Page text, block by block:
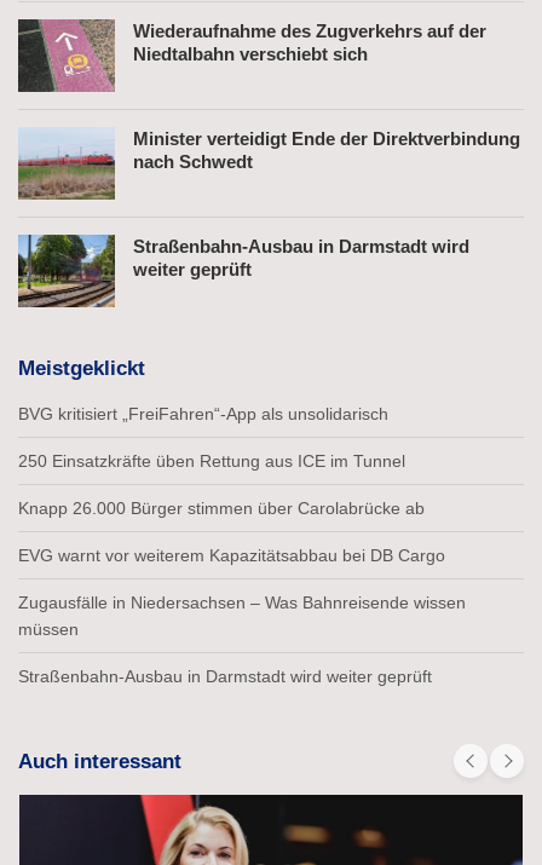
Wiederaufnahme des Zugverkehrs auf der
Niedtalbahn verschiebt sich
Minister verteidigt Ende der Direktverbindung
nach Schwedt
Straßenbahn-Ausbau in Darmstadt wird
weiter geprüft
Meistgeklickt
BVG kritisiert „FreiFahren“-App als unsolidarisch
250 Einsatzkräfte üben Rettung aus ICE im Tunnel
Knapp 26.000 Bürger stimmen über Carolabrücke ab
EVG warnt vor weiterem Kapazitätsabbau bei DB Cargo
Zugausfälle in Niedersachsen – Was Bahnreisende wissen
müssen
Straßenbahn-Ausbau in Darmstadt wird weiter geprüft
Auch interessant